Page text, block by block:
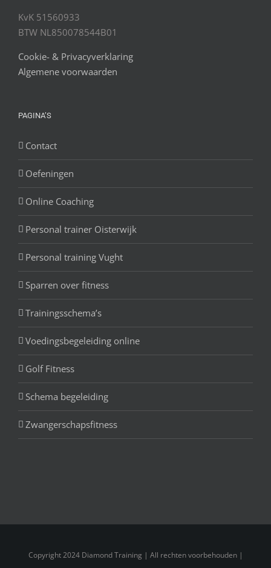
KvK 51560933
BTW NL850078544B01
Cookie- & Privacyverklaring
Algemene voorwaarden
PAGINA’S
Contact
Oefeningen
Online Coaching
Personal trainer Oisterwijk
Personal training Vught
Sparren over fitness
Trainingsschema’s
Voedingsbegeleiding online
Golf Fitness
Schema begeleiding
Zwangerschapsfitness
Copyright 2024 Diamond Training | All rechten voorbehouden |